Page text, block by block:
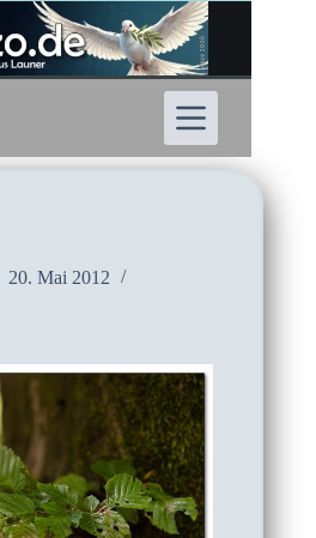
20. Mai 2012